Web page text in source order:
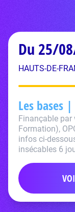
Du 25/
HAUTS-DE-
Les bases
Finançable par
Formation),
infos ci-
insécables 6